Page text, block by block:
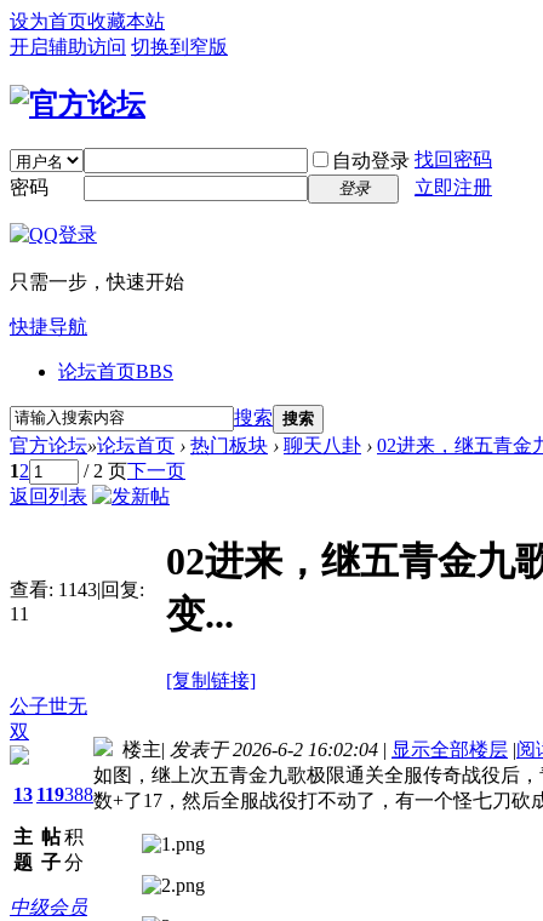
设为首页收藏本站
开启辅助访问 切换到窄版
自动登录 找回密码
密码
登录 立即注册
只需一步，快速开始
快捷导航
论坛首页BBS
搜索 搜索
官方论坛»论坛首页 › 热门板块 › 聊天八卦 › 02进来，继五青金
12 / 2 页下一页
返回列表
查看: 1143|回复:
11
02进来，继五青金九
变...
[复制链接]
公子世无
双
13
主
题
119
帖
子
388
积
分
中级会员
楼主| 发表于 2026-6-2 16:02:04 | 显示全部楼层 |阅
如图，继上次五青金九歌极限通关全服传奇战役后
数+了17，然后全服战役打不动了，有一个怪七刀